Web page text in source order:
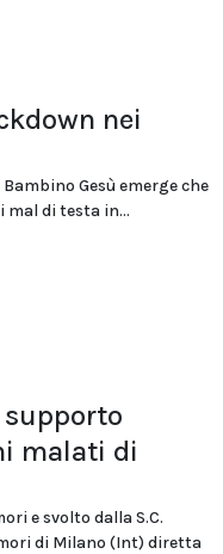
nei
Gesù emerge che
di testa in...
malati di
e svolto dalla S.C.
di Milano (Int) diretta